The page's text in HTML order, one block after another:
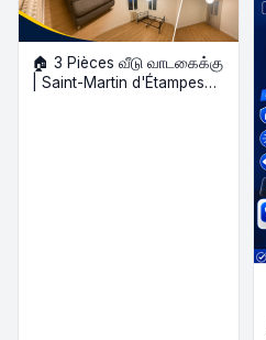
🏠 3 Pièces வீடு வாடகைக்கு
| Saint-Martin d'Étampes